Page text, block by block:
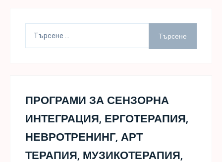
ПРОГРАМИ ЗА СЕНЗОРНА
ИНТЕГРАЦИЯ, ЕРГОТЕРАПИЯ,
НЕВРОТРЕНИНГ, АРТ
ТЕРАПИЯ, МУЗИКОТЕРАПИЯ,